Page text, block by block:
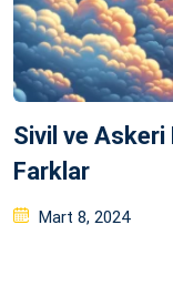
Sivil ve Askeri
Farklar
Posted
Mart 8, 2024